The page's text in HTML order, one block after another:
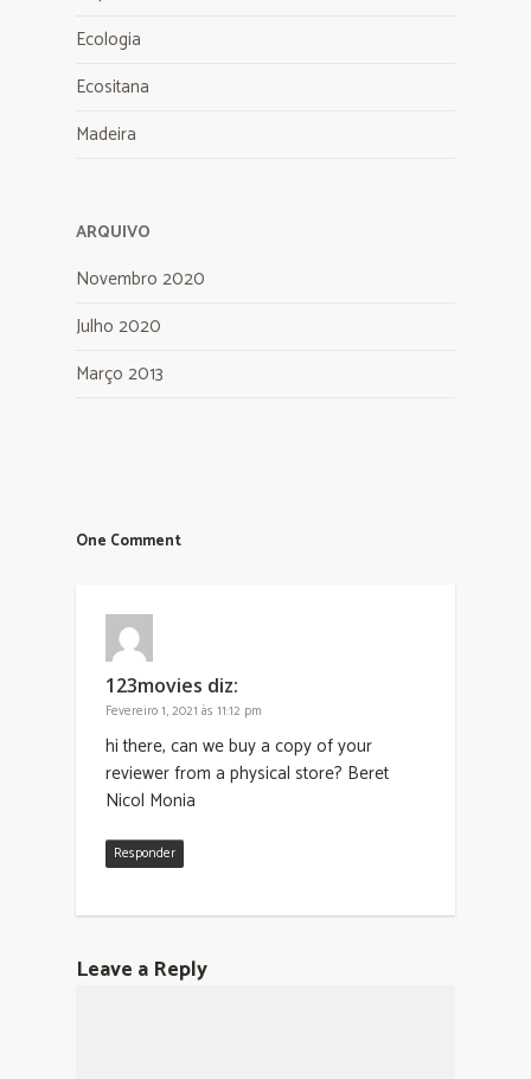
Ecologia
Ecositana
Madeira
ARQUIVO
Novembro 2020
Julho 2020
Março 2013
One Comment
123movies diz:
Fevereiro 1, 2021 às 11:12 pm
hi there, can we buy a copy of your
reviewer from a physical store? Beret
Nicol Monia
Responder
Leave a Reply